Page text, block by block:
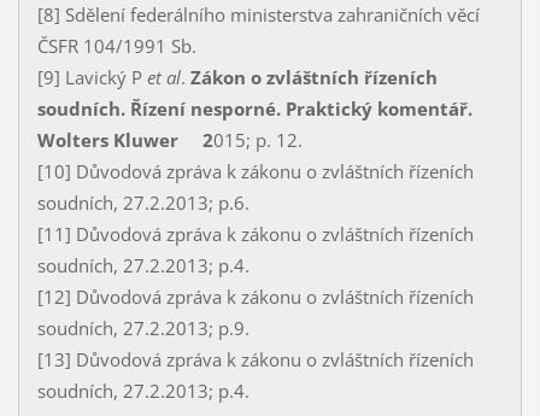
[8] Sdělení federálního ministerstva zahraničních věcí
ČSFR 104/1991 Sb.
[9] Lavický P et al. Zákon o zvláštních řízeních
soudních. Řízení nesporné. Praktický komentář.
Wolters Kluwer 2015; p. 12.
[10] Důvodová zpráva k zákonu o zvláštních řízeních
soudních, 27.2.2013; p.6.
[11] Důvodová zpráva k zákonu o zvláštních řízeních
soudních, 27.2.2013; p.4.
[12] Důvodová zpráva k zákonu o zvláštních řízeních
soudních, 27.2.2013; p.9.
[13] Důvodová zpráva k zákonu o zvláštních řízeních
soudních, 27.2.2013; p.4.